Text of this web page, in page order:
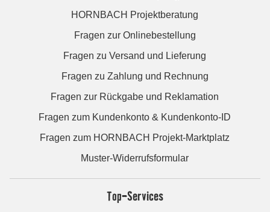
HORNBACH Projektberatung
Fragen zur Onlinebestellung
Fragen zu Versand und Lieferung
Fragen zu Zahlung und Rechnung
Fragen zur Rückgabe und Reklamation
Fragen zum Kundenkonto & Kundenkonto-ID
Fragen zum HORNBACH Projekt-Marktplatz
Muster-Widerrufsformular
Top-Services